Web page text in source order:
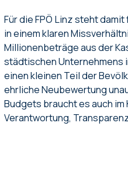
Für die FPÖ Linz steht
in einem klaren
Millionenbeträge aus der
städtischen Unternehmens
einen kleinen Teil der
ehrliche Neubewertung
Budgets braucht es auch
Verantwortung,